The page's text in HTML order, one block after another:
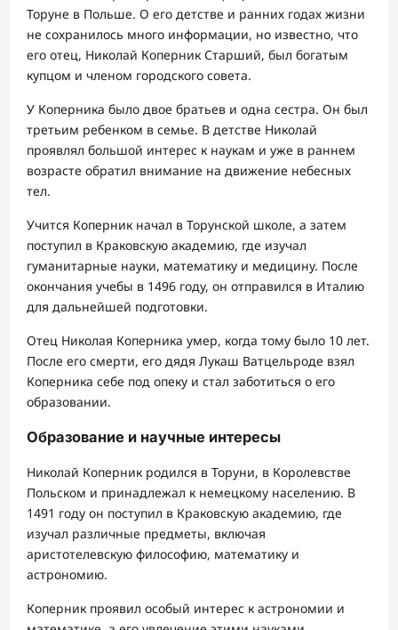
Торуне в Польше. О его детстве и ранних годах жизни
не сохранилось много информации, но известно, что
его отец, Николай Коперник Старший, был богатым
купцом и членом городского совета.
У Коперника было двое братьев и одна сестра. Он был
третьим ребенком в семье. В детстве Николай
проявлял большой интерес к наукам и уже в раннем
возрасте обратил внимание на движение небесных
тел.
Учится Коперник начал в Торунской школе, а затем
поступил в Краковскую академию, где изучал
гуманитарные науки, математику и медицину. После
окончания учебы в 1496 году, он отправился в Италию
для дальнейшей подготовки.
Отец Николая Коперника умер, когда тому было 10 лет.
После его смерти, его дядя Лукаш Ватцельроде взял
Коперника себе под опеку и стал заботиться о его
образовании.
Образование и научные интересы
Николай Коперник родился в Торуни, в Королевстве
Польском и принадлежал к немецкому населению. В
1491 году он поступил в Краковскую академию, где
изучал различные предметы, включая
аристотелевскую философию, математику и
астрономию.
Коперник проявил особый интерес к астрономии и